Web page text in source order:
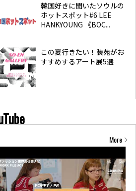
韓国好きに聞いたソウルの
ホットスポット#6 LEE
HANKYOUNG 《BOC...
この夏行きたい！装苑がお
すすめするアート展5選
More